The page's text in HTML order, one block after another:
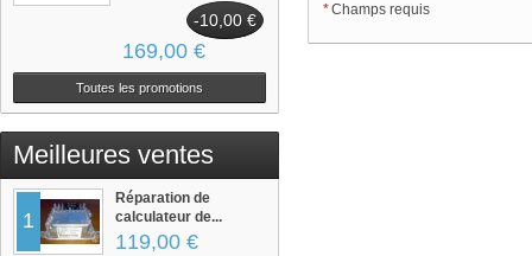
-10,00 €
169,00 €
Toutes les promotions
Meilleures ventes
1
Réparation de
calculateur de...
119,00 €
*Champs requis